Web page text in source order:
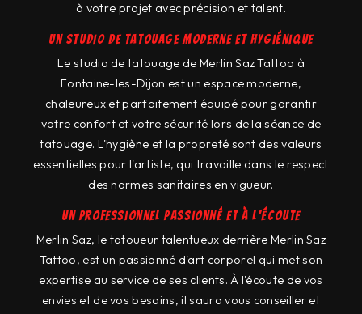
à votre projet avec précision et talent.
Un studio de tatouage moderne et hygiénique
Le studio de tatouage de Merlin Saz Tattoo à
Fontaine-les-Dijon est un espace moderne,
chaleureux et parfaitement équipé pour garantir
votre confort et votre sécurité lors de la séance de
tatouage. L'hygiène et la propreté sont des valeurs
essentielles pour l'artiste, qui travaille dans le respect
des normes sanitaires en vigueur.
Un professionnel passionné et à l'écoute
Merlin Saz, le tatoueur talentueux derrière Merlin Saz
Tattoo, est un passionné d'art corporel qui met son
expertise au service de ses clients. À l'écoute de vos
envies et de vos besoins, il saura vous conseiller et